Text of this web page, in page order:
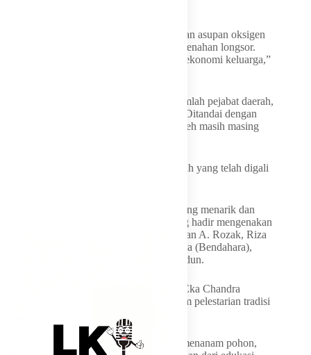
“Dari daun dan batangnya kita mendapatkan asupan oksigen
atau ozon. Akar yang kuat ditanam, bisa menahan longsor.
Sementara dari buahnya bisa menambahg ekonomi keluarga,”
Acara GELAM berlangsung meriah. Sejumlah pejabat daerah,
hadir dalam suasana penuh kekeluargaan. Ditandai dengan
prosesi pembagian bibit secara simbolis, oleh masih masing
Lalu, mereka ikut menanam bibit buah-buah yang telah digali
Prosesi GELAM di Tanggamus, berlangsung menarik dan
unik karena hampir semua elit Golkar yang hadir mengenakan
busana adat. Ketua Golkar Lampung, Hanan A. Rozak, Riza
Mirhadi (Ketua Harian), Tony Eka Chandra (Bendahara),
tampil dengan busana adat Lampung pepadun.
Fenomena poakai adat itu, menurut Tony Eka Chandra
melambangkan sebuah upaya Golkar dalam pelestarian tradisi
Pemakaian busana adat Lampung sambil menanam pohon,